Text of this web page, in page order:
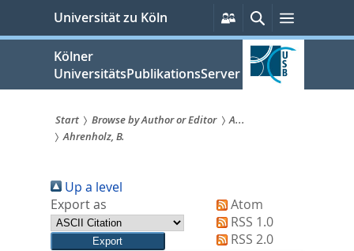
springen
Universität zu Köln
Persönliche
Services
SucheMenü
Kölner
UniversitätsPublikationsServer
Sie
sind
hier:
Start Browse by Author or Editor
A...
Ahrenholz, B.
Up a level
Export as
Atom
RSS 1.0
RSS 2.0